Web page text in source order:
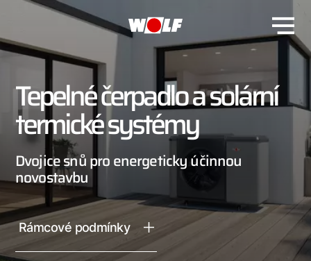
Tepelné čerpadlo a solární
termické systémy
Dvojice snů pro energeticky účinnou
novostavbu
Rámcové podmínky